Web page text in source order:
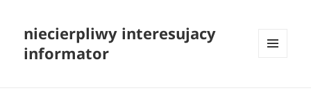
niecierpliwy interesujacy
informator